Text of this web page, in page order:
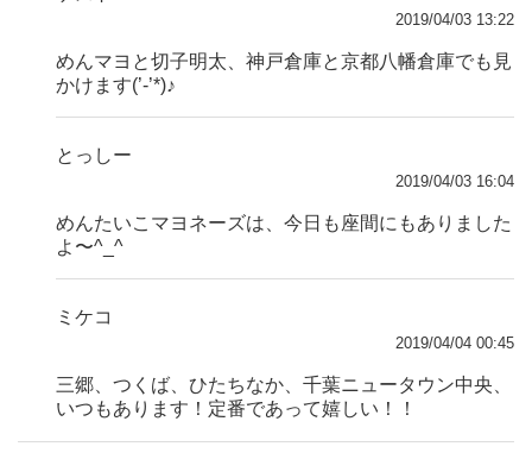
2019/04/03 13:22
めんマヨと切子明太、神戸倉庫と京都八幡倉庫でも見
かけます(’-’*)♪
とっしー
2019/04/03 16:04
めんたいこマヨネーズは、今日も座間にもありました
よ〜^_^
ミケコ
2019/04/04 00:45
三郷、つくば、ひたちなか、千葉ニュータウン中央、
いつもあります！定番であって嬉しい！！